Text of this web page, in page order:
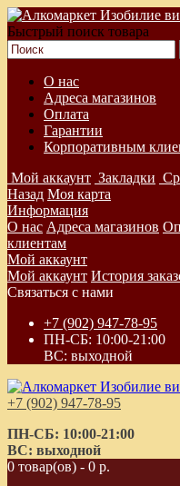
Быстрый поиск товара
О нас
Адреса магазинов
Оплата
Гарантии
Корпоративным
Мой аккаунт Закладки
Назад Моя карта
Информация
О нас Адреса магазинов
клиентам
Мой аккаунт
Мой аккаунт История
Связаться с нами
+7 (902) 947-78-95
ПН-СБ: 10:00-21:00
ВС: выходной
+7 (902) 947-78-95
ПН-СБ: 10:00-21:00
ВС: выходной
0 товар(ов) - 0 р.